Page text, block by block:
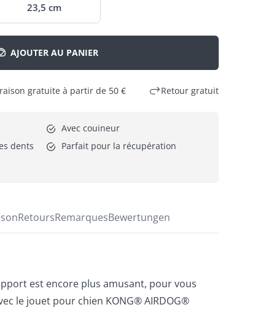
23,5 cm
AJOUTER AU PANIER
gratuite à partir de 50 € Retour gratuit
Avec couineur
dents
Parfait pour la récupération
RetoursRemarquesBewertungen
est encore plus amusant, pour vous
le jouet pour chien KONG® AIRDOG®